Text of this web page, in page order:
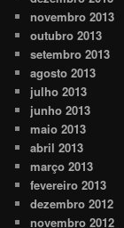
novembro 2013
outubro 2013
setembro 2013
agosto 2013
julho 2013
junho 2013
maio 2013
abril 2013
março 2013
fevereiro 2013
dezembro 2012
novembro 2012